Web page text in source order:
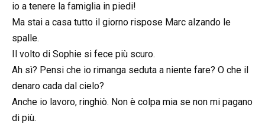
io a tenere la famiglia in piedi!
Ma stai a casa tutto il giorno rispose Marc alzando le
spalle.
Il volto di Sophie si fece più scuro.
Ah sì? Pensi che io rimanga seduta a niente fare? O che il
denaro cada dal cielo?
Anche io lavoro, ringhiò. Non è colpa mia se non mi pagano
di più.